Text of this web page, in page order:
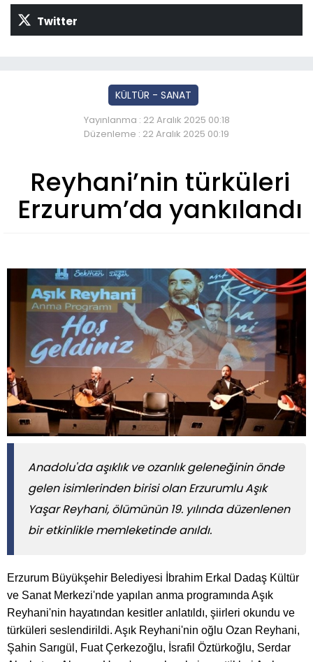
Twitter
KÜLTÜR - SANAT
Yayınlanma : 22 Aralık 2025 00:18
Düzenleme : 22 Aralık 2025 00:19
Reyhani’nin türküleri
Erzurum’da yankılandı
​​​​​​​Anadolu'da aşıklık ve ozanlık geleneğinin önde
gelen isimlerinden birisi olan Erzurumlu Aşık
Yaşar Reyhani, ölümünün 19. yılında düzenlenen
bir etkinlikle memleketinde anıldı.
Erzurum Büyükşehir Belediyesi İbrahim Erkal Dadaş Kültür
ve Sanat Merkezi'nde yapılan anma programında Aşık
Reyhani'nin hayatından kesitler anlatıldı, şiirleri okundu ve
türküleri seslendirildi. Aşık Reyhani'nin oğlu Ozan Reyhani,
Şahin Sarıgül, Fuat Çerkezoğlu, İsrafil Öztürkoğlu, Serdar